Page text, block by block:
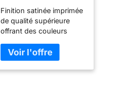
Finition satinée imprimée
de qualité supérieure
offrant des couleurs
éblouissement
réfléchissant Le cadre
pour affiche est un